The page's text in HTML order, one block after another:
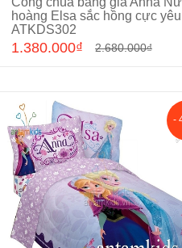
hoàng Elsa sắc hồng cực yêu
ATKDS302
1.380.000₫ 2.680.000₫
-